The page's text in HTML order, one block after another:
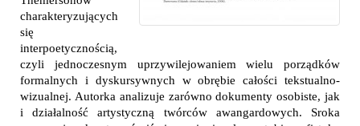
charakteryzujących
się
interpoetycznością,
czyli jednoczesnym uprzywilejowaniem wielu porządków
formalnych i dyskursywnych w obrębie całości tekstualno-
wizualnej. Autorka analizuje zarówno dokumenty osobiste, jak
i działalność artystyczną twórców awangardowych. Sroka